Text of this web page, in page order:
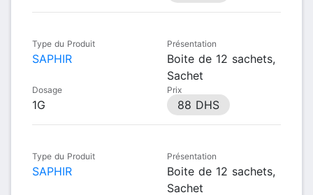
Type du Produit
SAPHIR
Présentation
Boite de 12 sachets,
Sachet
Dosage
1G
Prix
88 DHS
Type du Produit
SAPHIR
Présentation
Boite de 12 sachets,
Sachet